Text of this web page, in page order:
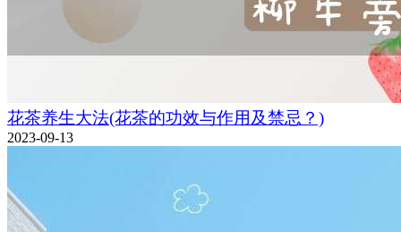
花茶养生大法(花茶的功效与作用及禁忌？)
2023-09-13